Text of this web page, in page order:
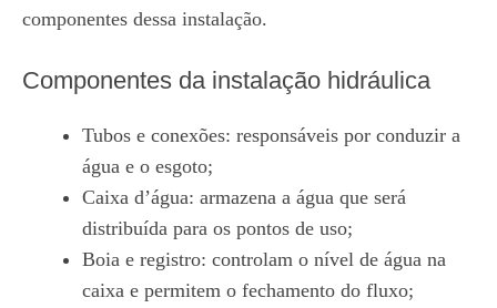
componentes dessa instalação.
Componentes da instalação hidráulica
Tubos e conexões: responsáveis por conduzir a
água e o esgoto;
Caixa d’água: armazena a água que será
distribuída para os pontos de uso;
Boia e registro: controlam o nível de água na
caixa e permitem o fechamento do fluxo;